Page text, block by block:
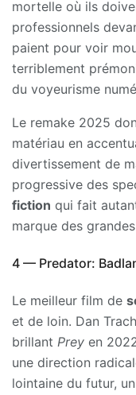
mortelle où ils
professionnels
paient pour voir
terriblement
du voyeurisme
Le remake 2025
matériau en
divertissement de
progressive des
fiction qui fait
marque des
4 — Predator:
Le meilleur film de
et de loin. Dan
brillant Prey en
une direction
lointaine du futur,